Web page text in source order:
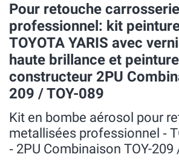
Pour retouche carrosserie
professionnel: kit
TOYOTA YARIS avec
haute brillance et
constructeur 2PU
209 / TOY-089
Kit en bombe aérosol pour
metallisées professionnel ‐
‐ 2PU Combinaison TOY-209